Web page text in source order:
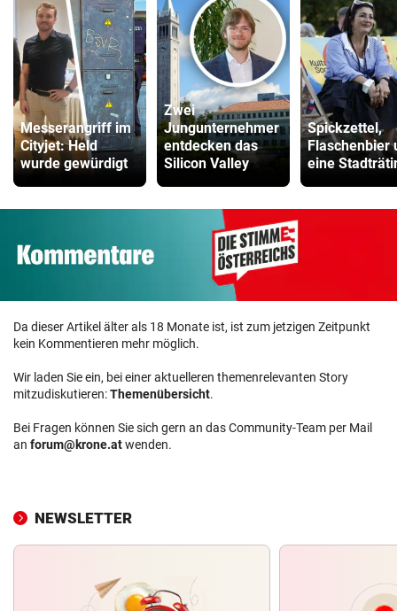
Messerangriff im
Cityjet: Held
wurde gewürdigt
Zwei
Jungunternehmer
entdecken das
Silicon Valley
Spickzettel,
Flaschenbier
eine
Da dieser Artikel älter als 18 Monate ist, ist zum jetzigen Zeitpunkt
kein Kommentieren mehr möglich.
Wir laden Sie ein, bei einer aktuelleren themenrelevanten Story
mitzudiskutieren:Themenübersicht.
Bei Fragen können Sie sich gern an das Community-Team per Mail
an forum@krone.atwenden.
NEWSLETTER